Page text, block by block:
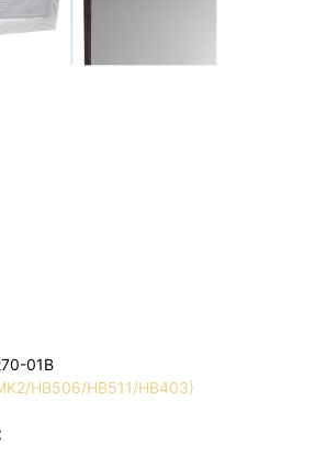
01B
HB506/HB511/HB403)